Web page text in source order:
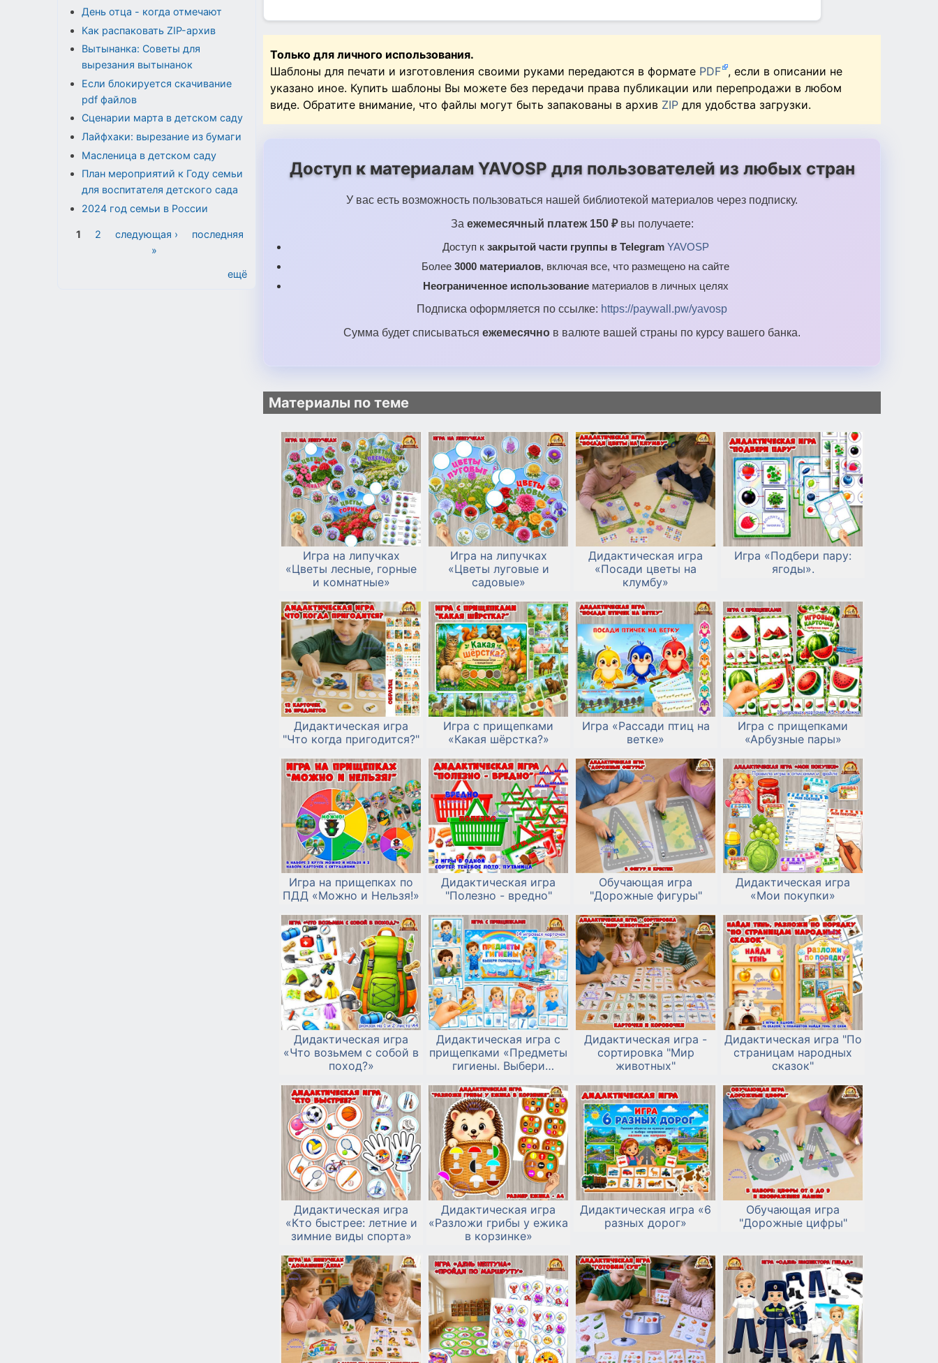
Только для личного использования.
Шаблоны для печати и изготовления своими руками передаются в формате PDF , если в описании не
указано иное. Купить шаблоны Вы можете без передачи права публикации или перепродажи в любом
виде. Обратите внимание, что файлы могут быть запакованы в архив ZIP для удобства загрузки.
Доступ к материалам YAVOSP для пользователей из любых стран
У вас есть возможность пользоваться нашей библиотекой материалов через подписку.
За ежемесячный платеж 150 ₽вы получаете:
Доступ к закрытой части группы в Telegram YAVOSP
Более 3000 материалов, включая все, что размещено на сайте
Неограниченное использованиематериалов в личных целях
Подписка оформляется по ссылке: https://paywall.pw/yavosp
Сумма будет списываться ежемесячно в валюте вашей страны по курсу вашего банка.
Материалы по теме
Игра на липучках
«Цветы лесные, горные
и комнатные»
Игра на липучках
«Цветы луговые и
садовые»
Дидактическая игра
«Посади цветы на
клумбу»
Игра «Подбери пару:
ягоды».
Дидактическая игра
"Что когда пригодится?"
Игра с прищепками
«Какая шёрстка?»
Игра «Рассади птиц на
ветке»
Игра с прищепками
«Арбузные пары»
Игра на прищепках по
ПДД «Можно и Нельзя!»
Дидактическая игра
"Полезно - вредно"
Обучающая игра
"Дорожные фигуры"
Дидактическая игра
«Мои покупки»
Дидактическая игра
«Что возьмем с собой в
поход?»
Дидактическая игра с
прищепками «Предметы
гигиены. Выбери
Дидактическая игра -
сортировка "Мир
животных"
Дидактическая игра "По
страницам народных
сказок"
Дидактическая игра
«Кто быстрее: летние и
зимние виды спорта»
Дидактическая игра
«Разложи грибы у ежика
в корзинке»
Дидактическая игра «6
разных дорог»
Обучающая игра
"Дорожные цифры"
День отца - когда отмечают
Как распаковать ZIP-архив
Вытынанка: Советы для
вырезания вытынанок
Если блокируется скачивание
pdf файлов
Сценарии марта в детском саду
Лайфхаки: вырезание из бумаги
Масленица в детском саду
План мероприятий к Году семьи
для воспитателя детского сада
2024 год семьи в России
Страницы
1 2 следующая ›
последняя
»
ещё